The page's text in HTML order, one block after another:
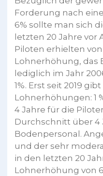
Forderung nach
6% sollte man sich
letzten 20 Jahre vor
Piloten erhielten von
Lohnerhöhung, das
lediglich im Jahr
1%. Erst seit 2019
Lohnerhöhungen: 1
4 Jahre für die
Durchschnitt über 4
Bodenpersonal.
und der sehr
in den letzten 20
Lohnerhöhung von